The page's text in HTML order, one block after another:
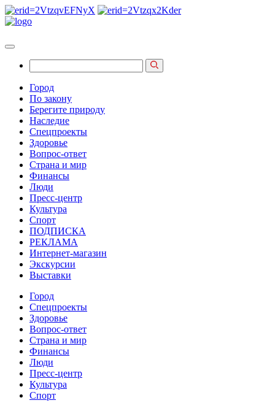
Город
По закону
Берегите природу
Наследие
Спецпроекты
Здоровье
Вопрос-ответ
Страна и мир
Финансы
Люди
Пресс-центр
Культура
Спорт
ПОДПИСКА
РЕКЛАМА
Интернет-магазин
Экскурсии
Выставки
Город
Спецпроекты
Здоровье
Вопрос-ответ
Страна и мир
Финансы
Люди
Пресс-центр
Культура
Спорт